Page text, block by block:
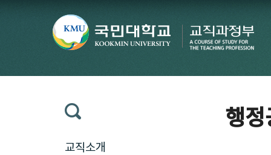
교직소개
행정